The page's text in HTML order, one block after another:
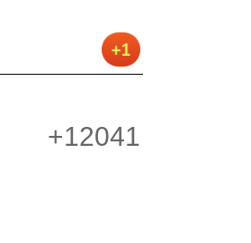
+12041